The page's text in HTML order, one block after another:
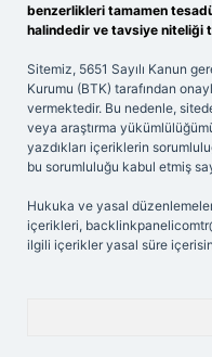
benzerlikleri tamamen
halindedir ve tavsiye niteliği
Sitemiz, 5651 Sayılı Kanun
Kurumu (BTK) tarafından
vermektedir. Bu nedenle,
veya araştırma
yazdıkları içeriklerin
bu sorumluluğu kabul etmiş
Hukuka ve yasal
içerikleri,
ilgili içerikler yasal süre